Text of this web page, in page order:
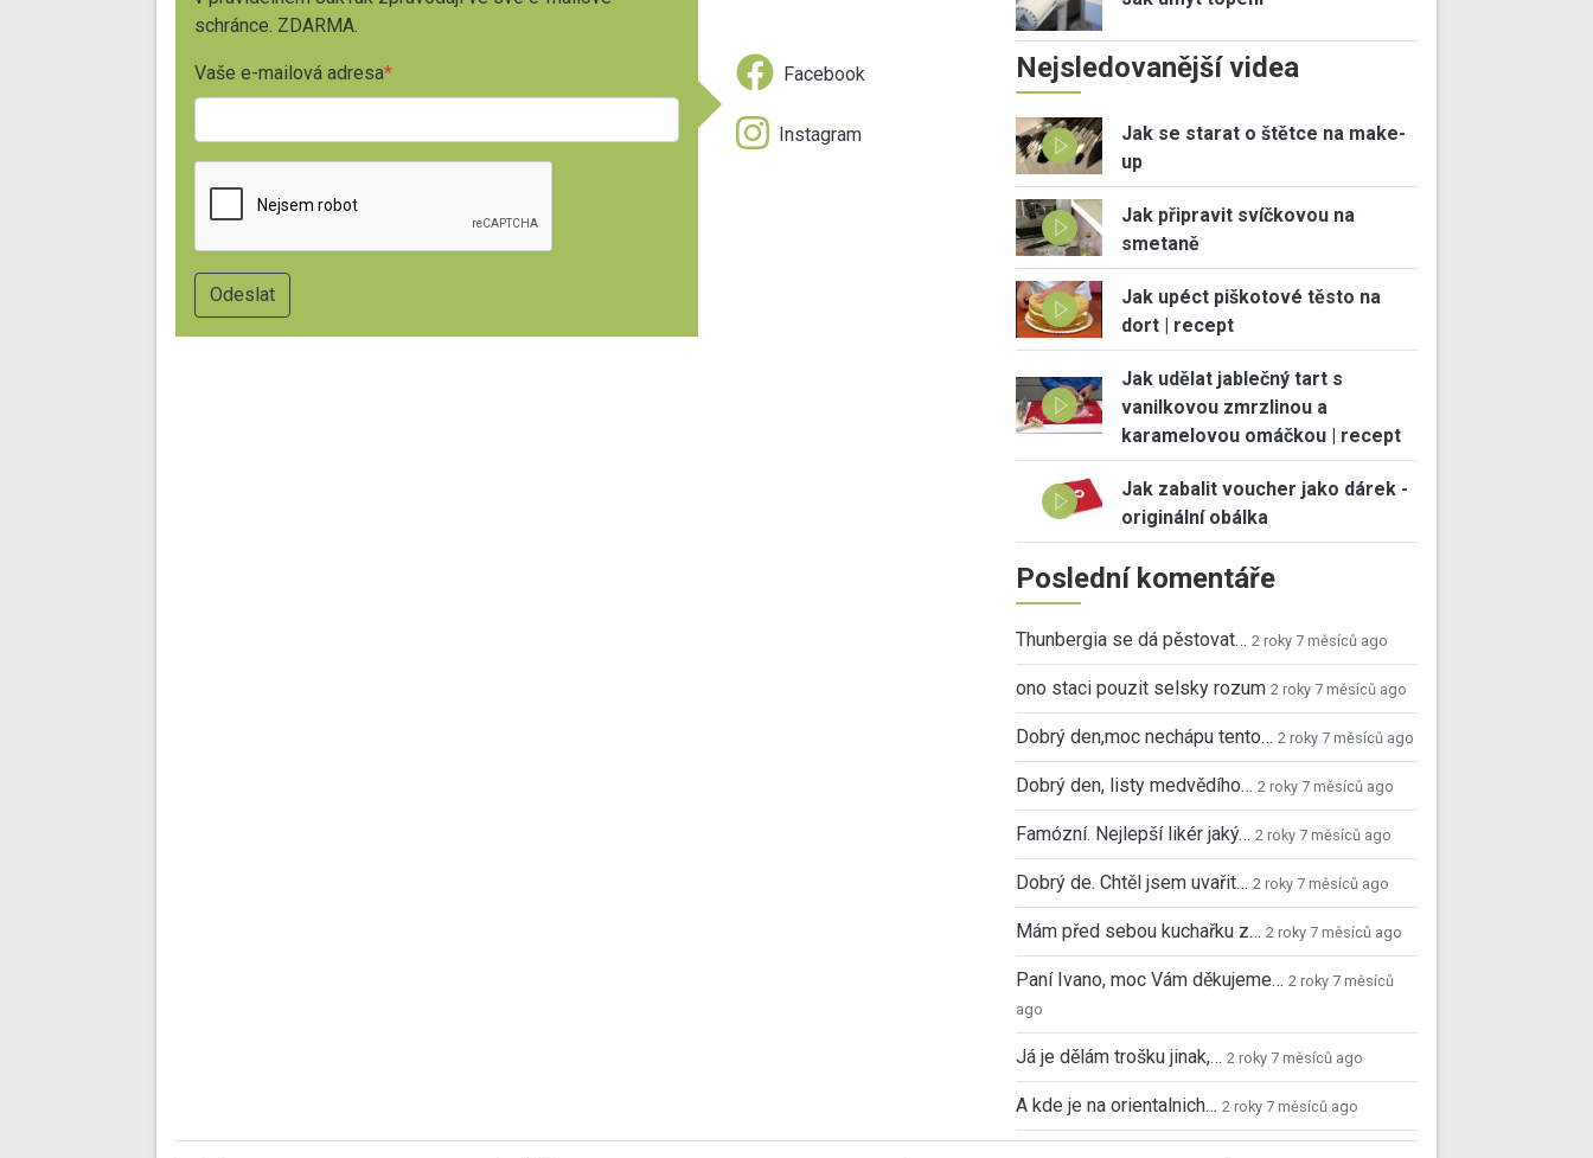
schránce. ZDARMA.
Vaše e-mailová adresa Facebook
Instagram
Nejsledovanější videa
Jak se starat o štětce na make-
up
Jak připravit svíčkovou na
smetaně
Jak upéct piškotové těsto na
dort | recept
Jak udělat jablečný tart s
vanilkovou zmrzlinou a
karamelovou omáčkou | recept
Jak zabalit voucher jako dárek -
originální obálka
Poslední komentáře
Thunbergia se dá pěstovat… 2 roky 7 měsíců ago
ono staci pouzit selsky rozum 2 roky 7 měsíců ago
Dobrý den,moc nechápu tento… 2 roky 7 měsíců ago
Dobrý den, listy medvědího… 2 roky 7 měsíců ago
Famózní. Nejlepší likér jaký… 2 roky 7 měsíců ago
Dobrý de. Chtěl jsem uvařit… 2 roky 7 měsíců ago
Mám před sebou kuchařku z… 2 roky 7 měsíců ago
Paní Ivano, moc Vám děkujeme… 2 roky 7 měsíců
ago
Já je dělám trošku jinak,… 2 roky 7 měsíců ago
A kde je na orientalnich… 2 roky 7 měsíců ago